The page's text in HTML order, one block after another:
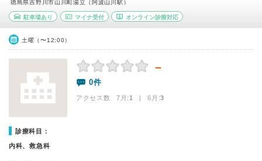
徳島県吉野川市山川町湯立（阿波山川駅）
駐車場あり マイナ受付 オンライン診療対応
土曜（〜12:00）
－
0件
アクセス数 7月:1 | 6月:3
診療科目：
内科、救急科